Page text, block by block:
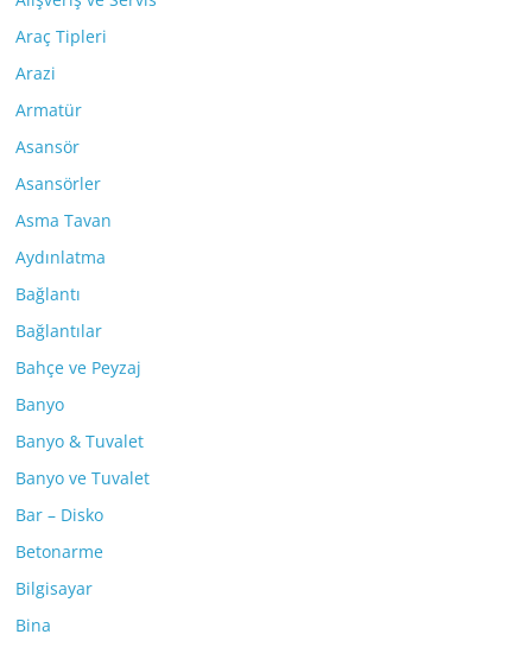
Araç Tipleri
Arazi
Armatür
Asansör
Asansörler
Asma Tavan
Aydınlatma
Bağlantı
Bağlantılar
Bahçe ve Peyzaj
Banyo
Banyo & Tuvalet
Banyo ve Tuvalet
Bar – Disko
Betonarme
Bilgisayar
Bina